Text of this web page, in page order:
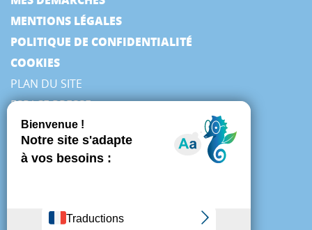
MENTIONS LÉGALES
POLITIQUE DE CONFIDENTIALITÉ
COOKIES
PLAN DU SITE
ESPACE PRESSE